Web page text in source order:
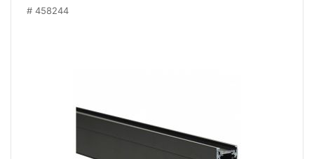
458244